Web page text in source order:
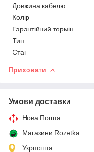
Довжина кабелю
Колір
Гарантійний термін
Тип
Стан
Приховати
Умови доставки
Нова Пошта
Магазини Rozetka
Укрпошта